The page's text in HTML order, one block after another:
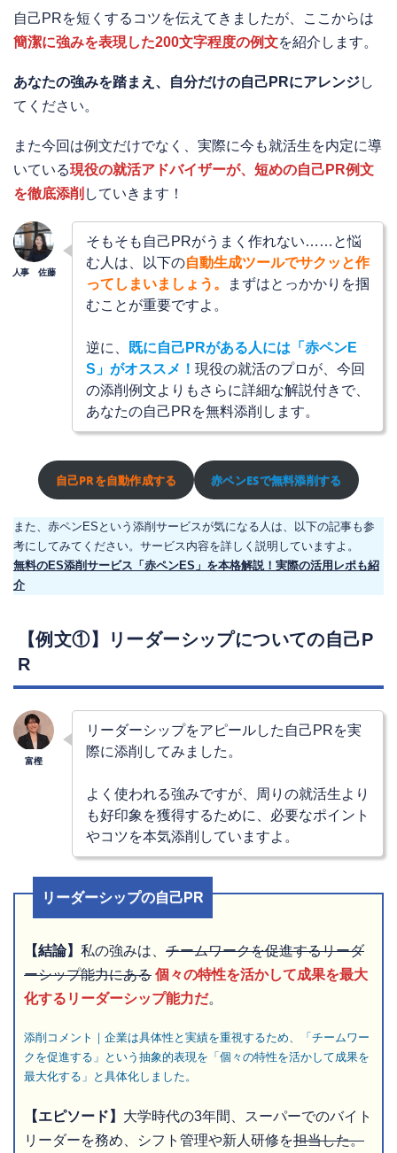
自己PRを短くするコツを伝えてきましたが、ここからは
簡潔に強みを表現した200文字程度の例文を紹介します。
あなたの強みを踏まえ、自分だけの自己PRにアレンジし
てください。
また今回は例文だけでなく、実際に今も就活生を内定に導
いている現役の就活アドバイザーが、短めの自己PR例文
を徹底添削 していきます！
そもそも自己PRがうまく作れない……と悩
む人は、以下の自動生成ツールでサクッと作
ってしまいましょう。
まずはとっかかりを掴
むことが重要ですよ。
逆に、
既に自己PRがある人には「赤ペンE
S」がオススメ！ 現役の就活のプロが、今回
の添削例文よりもさらに詳細な解説付きで、
あなたの自己PRを無料添削します。
自己PRを自動作成する 赤ペンESで無料添削する
また、赤ペンESという添削サービスが気になる人は、以下の記事も参
考にしてみてください。サービス内容を詳しく説明していますよ。
無料のES添削サービス「赤ペンES」を本格解説！実際の活用レポも紹
介
【例文①】リーダーシップについての自己P
R
リーダーシップをアピールした自己PRを実
際に添削してみました。
よく使われる強みですが、周りの就活生より
も好印象を獲得するために、必要なポイント
やコツを本気添削していますよ。
リーダーシップの自己PR
【結論】 私の強みは、 チームワークを促進するリーダ
ーシップ能力にある 個々の特性を活かして成果を最大
化するリーダーシップ能力だ。
添削コメント｜企業は具体性と実績を重視するため、「チームワー
クを促進する」という抽象的表現を「個々の特性を活かして成果を
最大化する」と具体化しました。
【エピソード】 大学時代の3年間、スーパーでのバイト
リーダーを務め、シフト管理や新人研修を担当した。